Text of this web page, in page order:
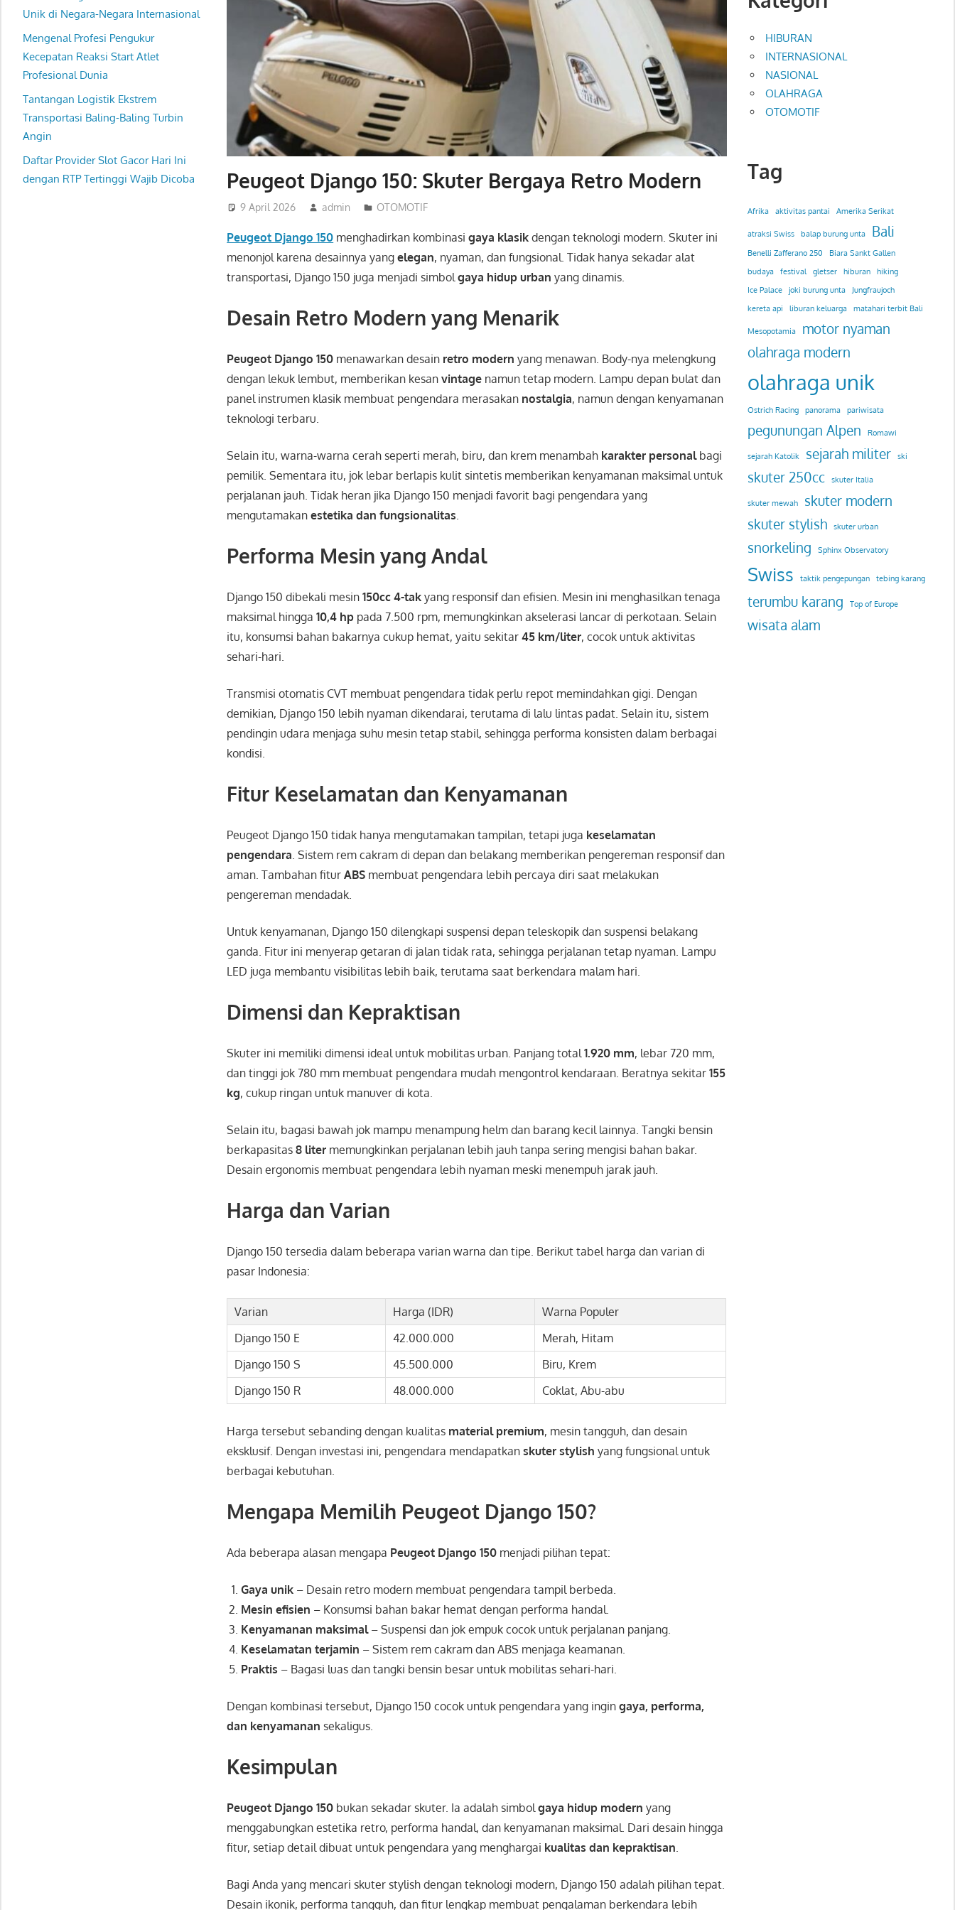
Peugeot Django 150: Skuter Bergaya Retro Modern
9 April 2026 admin OTOMOTIF
Peugeot Django 150 menghadirkan kombinasigaya klasik dengan teknologi modern. Skuter ini
menonjol karena desainnya yangelegan, nyaman, dan fungsional. Tidak hanya sekadar alat
transportasi, Django 150 juga menjadi simbolgaya hidup urban yang dinamis.
Desain Retro Modern yang Menarik
Peugeot Django 150 menawarkan desain retro modern yang menawan. Body-nya melengkung
dengan lekuk lembut, memberikan kesanvintage namun tetap modern. Lampu depan bulat dan
panel instrumen klasik membuat pengendara merasakan nostalgia, namun dengan kenyamanan
teknologi terbaru.
Selain itu, warna-warna cerah seperti merah, biru, dan krem menambah karakter personalbagi
pemilik. Sementara itu, jok lebar berlapis kulit sintetis memberikan kenyamanan maksimal untuk
perjalanan jauh. Tidak heran jika Django 150 menjadi favorit bagi pengendara yang
mengutamakanestetika dan fungsionalitas
Performa Mesin yang Andal
Django 150 dibekali mesin150cc 4-tak yang responsif dan efisien. Mesin ini menghasilkan tenaga
maksimal hingga10,4 hp pada 7.500 rpm, memungkinkan akselerasi lancar di perkotaan. Selain
itu, konsumsi bahan bakarnya cukup hemat, yaitu sekitar45 km/liter, cocok untuk aktivitas
sehari-hari.
Transmisi otomatis CVT membuat pengendara tidak perlu repot memindahkan gigi. Dengan
demikian, Django 150 lebih nyaman dikendarai, terutama di lalu lintas padat. Selain itu, sistem
pendingin udara menjaga suhu mesin tetap stabil, sehingga performa konsisten dalam berbagai
kondisi.
Fitur Keselamatan dan Kenyamanan
Peugeot Django 150 tidak hanya mengutamakan tampilan, tetapi juga keselamatan
pengendara . Sistem rem cakram di depan dan belakang memberikan pengereman responsif dan
aman. Tambahan fiturABS membuat pengendara lebih percaya diri saat melakukan
pengereman mendadak.
Untuk kenyamanan, Django 150 dilengkapi suspensi depan teleskopik dan suspensi belakang
ganda. Fitur ini menyerap getaran di jalan tidak rata, sehingga perjalanan tetap nyaman. Lampu
LED juga membantu visibilitas lebih baik, terutama saat berkendara malam hari.
Dimensi dan Kepraktisan
Skuter ini memiliki dimensi ideal untuk mobilitas urban. Panjang total1.920 mm, lebar 720 mm,
dan tinggi jok 780 mm membuat pengendara mudah mengontrol kendaraan. Beratnya sekitar155
kg, cukup ringan untuk manuver di kota.
Selain itu, bagasi bawah jok mampu menampung helm dan barang kecil lainnya. Tangki bensin
berkapasitas8 liter memungkinkan perjalanan lebih jauh tanpa sering mengisi bahan bakar.
Desain ergonomis membuat pengendara lebih nyaman meski menempuh jarak jauh.
Harga dan Varian
Django 150 tersedia dalam beberapa varian warna dan tipe. Berikut tabel harga dan varian di
pasar Indonesia:
Varian Harga (IDR)
Warna Populer
Django 150 E
42.000.000
Merah, Hitam
Django 150 S
45.500.000
Biru, Krem
Django 150 R
48.000.000 Coklat, Abu-abu
Harga tersebut sebanding dengan kualitas material premium, mesin tangguh, dan desain
eksklusif. Dengan investasi ini, pengendara mendapatkanskuter stylish yang fungsional untuk
berbagai kebutuhan.
Mengapa Memilih Peugeot Django 150?
Ada beberapa alasan mengapa Peugeot Django 150 menjadi pilihan tepat:
Gaya unik – Desain retro modern membuat pengendara tampil berbeda.
Mesin efisien – Konsumsi bahan bakar hemat dengan performa handal.
Kenyamanan maksimal– Suspensi dan jok empuk cocok untuk perjalanan panjang.
Keselamatan terjamin – Sistem rem cakram dan ABS menjaga keamanan.
Praktis – Bagasi luas dan tangki bensin besar untuk mobilitas sehari-hari.
Dengan kombinasi tersebut, Django 150 cocok untuk pengendara yang ingingaya, performa,
dan kenyamanan sekaligus.
Kesimpulan
Peugeot Django 150 bukan sekadar skuter. Ia adalah simbolgaya hidup modern yang
menggabungkan estetika retro, performa handal, dan kenyamanan maksimal. Dari desain hingga
fitur, setiap detail dibuat untuk pengendara yang menghargai kualitas dan kepraktisan
Bagi Anda yang mencari skuter stylish dengan teknologi modern, Django 150 adalah pilihan tepat.
Desain ikonik, performa tangguh, dan fitur lengkap membuat pengalaman berkendara lebih
Unik di Negara-Negara Internasional
Mengenal Profesi Pengukur
Kecepatan Reaksi Start Atlet
Profesional Dunia
Tantangan Logistik Ekstrem
Transportasi Baling-Baling Turbin
Angin
Daftar Provider Slot Gacor Hari Ini
dengan RTP Tertinggi Wajib Dicoba
HIBURAN
INTERNASIONAL
NASIONAL
OLAHRAGA
OTOMOTIF
Tag
Afrika aktivitas pantai Amerika Serikat
atraksi Swiss balap burung unta Bali
Benelli Zafferano 250
Biara Sankt Gallen
budaya
festival gletser hiburan
hiking
Ice Palace
joki burung unta
Jungfraujoch
kereta api
liburan keluarga matahari terbit Bali
Mesopotamia
motor nyaman
olahraga modern
olahraga unik
Ostrich Racing panorama pariwisata
pegunungan Alpen Romawi
sejarah Katolik sejarah militer ski
skuter 250cc skuter Italia
skuter mewah
skuter modern
skuter stylish
skuter urban
snorkeling Sphinx Observatory
Swiss taktik pengepungan tebing karang
terumbu karang Top of Europe
wisata alam